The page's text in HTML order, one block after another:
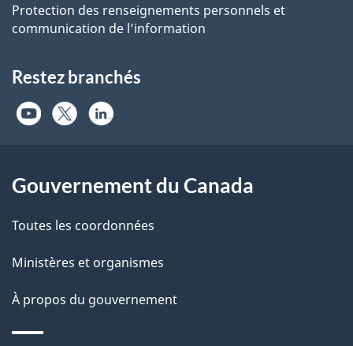
Protection des renseignements personnels et
communication de l’information
Restez branchés
Gouvernement du Canada
Toutes les coordonnées
Ministères et organismes
À propos du gouvernement